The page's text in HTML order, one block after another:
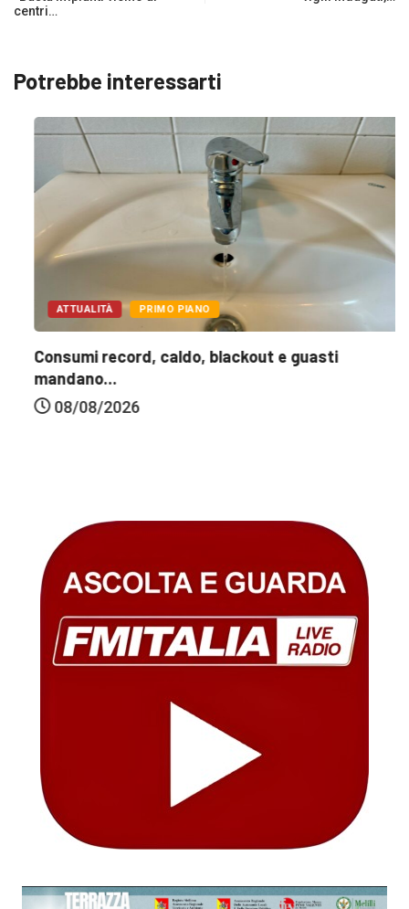
centri…
Potrebbe interessarti
ATTUALITÀ PRIMO PIANO
Consumi record, caldo, blackout e guasti
mandano...
08/08/2026